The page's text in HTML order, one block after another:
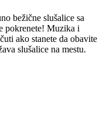
bežične slušalice sa
pokrenete! Muzika i
ako stanete da obavite
slušalice na mestu.